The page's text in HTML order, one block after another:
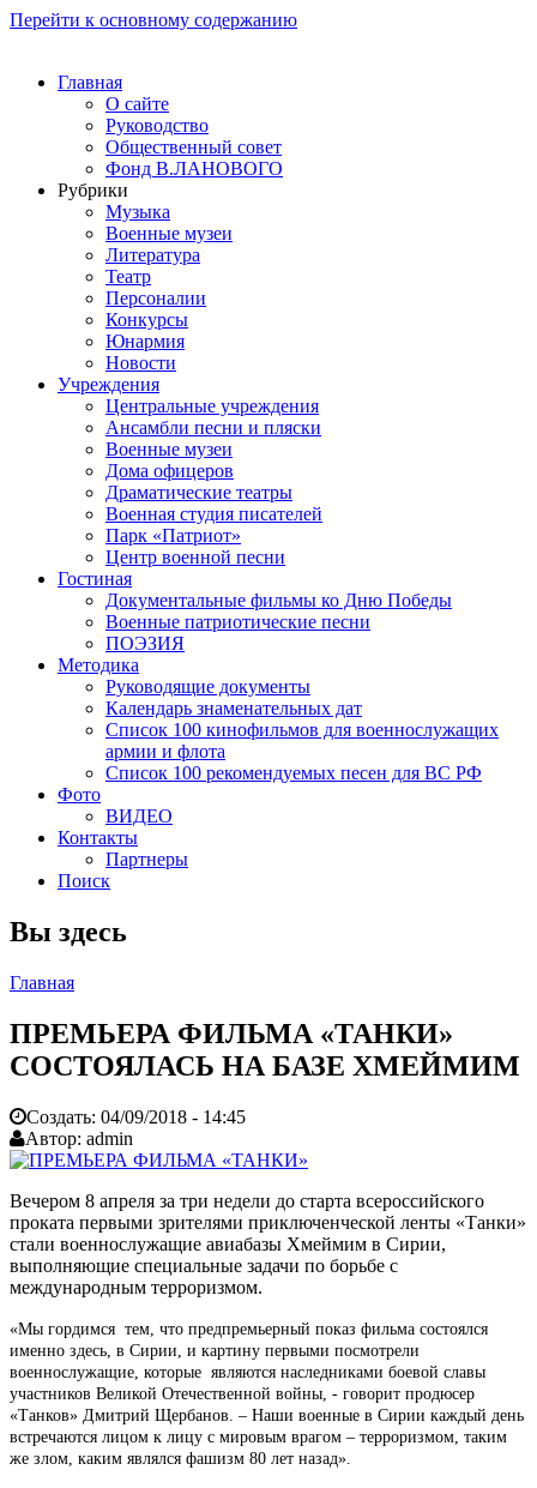
Перейти к основному содержанию
Главная
О сайте
Руководство
Общественный совет
Фонд В.ЛАНОВОГО
Рубрики
Музыка
Военные музеи
Литература
Театр
Персоналии
Конкурсы
Юнармия
Новости
Учреждения
Центральные учреждения
Ансамбли песни и пляски
Военные музеи
Дома офицеров
Драматические театры
Военная студия писателей
Парк «Патриот»
Центр военной песни
Гостиная
Документальные фильмы ко Дню Победы
Военные патриотические песни
ПОЭЗИЯ
Методика
Руководящие документы
Календарь знаменательных дат
Список 100 кинофильмов для военнослужащих
армии и флота
Список 100 рекомендуемых песен для ВС РФ
Фото
ВИДЕО
Контакты
Партнеры
Поиск
Вы здесь
Главная
ПРЕМЬЕРА ФИЛЬМА «ТАНКИ»
СОСТОЯЛАСЬ НА БАЗЕ ХМЕЙМИМ
Создать: 04/09/2018 - 14:45
Автор: admin
Вечером 8 апреля за три недели до старта всероссийского
проката первыми зрителями приключенческой ленты «Танки»
стали военнослужащие авиабазы Хмеймим в Сирии,
выполняющие специальные задачи по борьбе с
международным терроризмом.
«Мы гордимся тем, что предпремьерный показ фильма состоялся
именно здесь, в Сирии, и картину первыми посмотрели
военнослужащие, которые являются наследниками боевой славы
участников Великой Отечественной войны, - говорит продюсер
«Танков» Дмитрий Щербанов. – Наши военные в Сирии каждый день
встречаются лицом к лицу с мировым врагом – терроризмом, таким
же злом, каким являлся фашизм 80 лет назад».